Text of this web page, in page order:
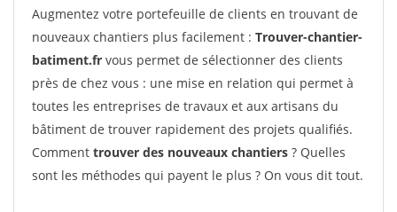
Augmentez votre portefeuille de clients en trouvant de
nouveaux chantiers plus facilement : Trouver-chantier-
batiment.fr vous permet de sélectionner des clients
près de chez vous : une mise en relation qui permet à
toutes les entreprises de travaux et aux artisans du
bâtiment de trouver rapidement des projets qualifiés.
Comment trouver des nouveaux chantiers ? Quelles
sont les méthodes qui payent le plus ? On vous dit tout.